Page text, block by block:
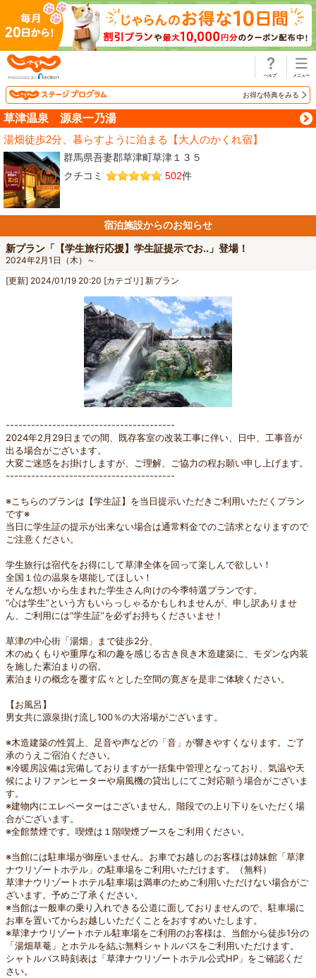
お得な特典をみる
草津温泉 源泉一乃湯
湯畑徒歩2分、暮らすように泊まる【大人のかくれ宿】
群馬県吾妻郡草津町草津１３５
クチコミ
502件
宿泊施設からのお知らせ
新プラン「【学生旅行応援】学生証提示でお..」登場！
2024年2月1日（木）～
[更新] 2024/01/19 20:20 [カテゴリ] 新プラン
----------------------------------------
2024年2月29日までの間、既存客室の改装工事に伴い、日中、工事音が
出る場合がございます。
大変ご迷惑をお掛けしますが、ご理解、ご協力の程お願い申し上げます。
----------------------------------------
※こちらのプランは【学生証】を当日提示いただきご利用いただくプラン
です※
当日に学生証の提示が出来ない場合は通常料金でのご請求となりますので
ご注意ください。
学生旅行は宿代をお得にして草津全体を回って楽しんで欲しい！
全国１位の温泉を堪能してほしい！
そんな想いから生まれた学生さん向けの今季特選プランです。
“心は学生”という方もいらっしゃるかもしれませんが、申し訳ありませ
ん、ご利用には“学生証”を必ずお持ちくださいませ！
草津の中心街「湯畑」まで徒歩2分、
木のぬくもりや重厚な和の趣を感じる古き良き木造建築に、モダンな内装
を施した素泊まりの宿。
素泊まりの概念を覆す広々とした空間の寛ぎを是非ご体験ください。
【お風呂】
男女共に源泉掛け流し100％の大浴場がございます。
※木造建築の性質上、足音や声などの「音」が響きやすくなります。ご了
承のうえご宿泊ください。
※冷暖房設備は完備しておりますが一括集中管理となっており、気温や天
候によりファンヒーターや扇風機の貸出しにてご対応願う場合がございま
す。
※建物内にエレベーターはございません。階段での上り下りをいただく場
合がございます。
※全館禁煙です。喫煙は１階喫煙ブースをご利用ください。
※当館には駐車場が御座いません。お車でお越しのお客様は姉妹館「草津
ナウリゾートホテル」の駐車場をご利用いただけます。（無料）
草津ナウリゾートホテル駐車場は満車のためご利用いただけない場合がご
ざいます。予めご了承ください。
※当館は一般車の乗り入れできる公道に面しておりませんので、駐車場に
お車を置いてからお越しいただくことをおすすめいたします。
※草津ナウリゾートホテル駐車場をご利用のお客様は、当館から徒歩1分の
「湯畑草菴」とホテルを結ぶ無料シャトルバスをご利用いただけます。
シャトルバス時刻表は「草津ナウリゾートホテル公式HP」をご確認くだ
さい。